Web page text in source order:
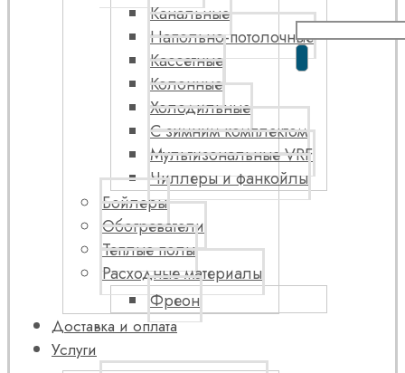
Канальные
Напольно-потолочные
Кассетные
Колонные
Холодильные
С зимним комплектом
Мультизональные VRF
Чиллеры и фанкойлы
Бойлеры
Обогреватели
Теплые полы
Расходные материалы
Фреон
Доставка и оплата
Услуги